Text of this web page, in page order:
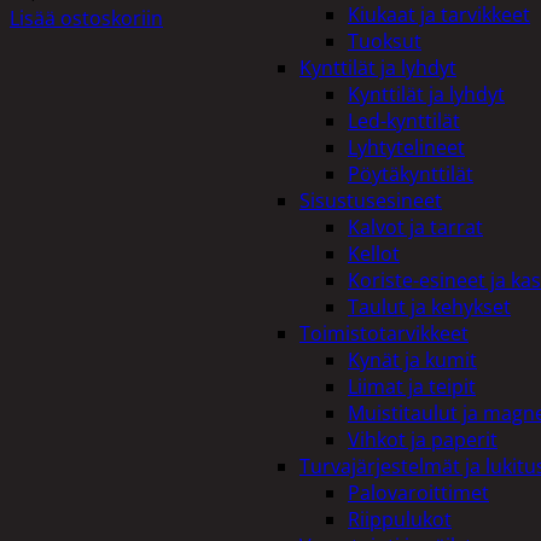
Kiukaat ja tarvikkeet
Tuoksut
Kynttilät ja lyhdyt
Kynttilät ja lyhdyt
Led-kynttilät
Lyhtytelineet
Pöytäkynttilät
Sisustusesineet
Kalvot ja tarrat
Kellot
Koriste-esineet ja
Taulut ja kehykset
Toimistotarvikkeet
Kynät ja kumit
Liimat ja teipit
Muistitaulut ja
Vihkot ja paperit
Turvajärjestelmät ja
Palovaroittimet
Riippulukot
Lisää ostoskoriin